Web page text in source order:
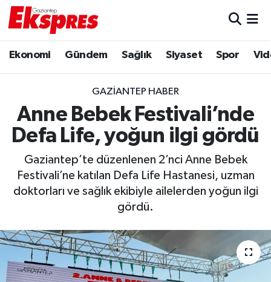
Ekonomi Gündem Sağlık Siyaset Spor
GAZIANTEP HABER
Anne Bebek Festivali’nde
Defa Life, yoğun ilgi gördü
Gaziantep’te düzenlenen 2’nci Anne Bebek
Festivali’ne katılan Defa Life Hastanesi, uzman
doktorları ve sağlık ekibiyle ailelerden yoğun ilgi
gördü.
Ekonomi
Gaziantep son dakika
Genel
Gündem
Kültür Sanat
Magazin
Trafik Durumu
Puan Durumu ve Fikstür
Tüm Manşetler
Son Dakika Haberleri